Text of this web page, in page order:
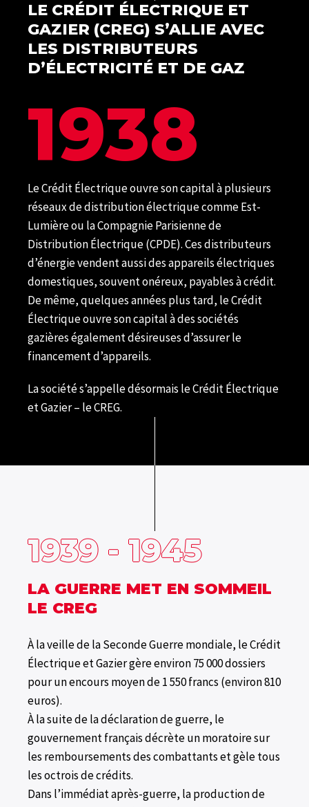
LE CRÉDIT ÉLECTRIQUE ET
GAZIER (CREG) S’ALLIE AVEC
LES DISTRIBUTEURS
D’ÉLECTRICITÉ ET DE GAZ
1938
Le Crédit Électrique ouvre son capital à plusieurs
réseaux de distribution électrique comme Est-
Lumière ou la Compagnie Parisienne de
Distribution Électrique (CPDE). Ces distributeurs
d’énergie vendent aussi des appareils électriques
domestiques, souvent onéreux, payables à crédit.
De même, quelques années plus tard, le Crédit
Électrique ouvre son capital à des sociétés
gazières également désireuses d’assurer le
financement d’appareils.
La société s’appelle désormais le Crédit Électrique
et Gazier – le CREG.
1939 - 1945
LA GUERRE MET EN SOMMEIL
LE CREG
À la veille de la Seconde Guerre mondiale, le Crédit
Électrique et Gazier gère environ 75 000 dossiers
pour un encours moyen de 1 550 francs (environ 810
euros).
À la suite de la déclaration de guerre, le
gouvernement français décrète un moratoire sur
les remboursements des combattants et gèle tous
les octrois de crédits.
Dans l’immédiat après-guerre, la production de